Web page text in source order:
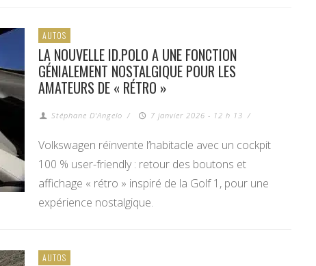
AUTOS
LA NOUVELLE ID.POLO A UNE FONCTION
GÉNIALEMENT NOSTALGIQUE POUR LES
AMATEURS DE « RÉTRO »
Stéphane D'Angelo / 7 janvier 2026 - 12 h 13 /
Volkswagen réinvente l’habitacle avec un cockpit
100 % user-friendly : retour des boutons et
affichage « rétro » inspiré de la Golf 1, pour une
expérience nostalgique.
AUTOS